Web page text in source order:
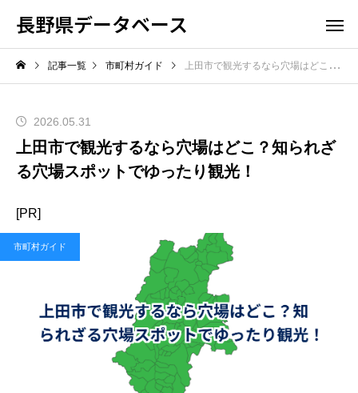
長野県データベース
記事一覧 市町村ガイド 上田市で観光するなら穴場はどこ？知られざる穴場スポットでゆったり観光！
2026.05.31
上田市で観光するなら穴場はどこ？知られざ
る穴場スポットでゆったり観光！
[PR]
市町村ガイド